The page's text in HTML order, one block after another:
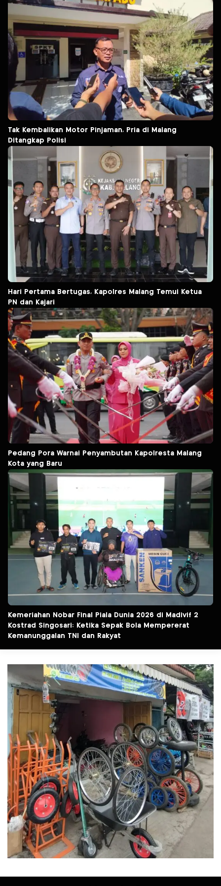
Tak Kembalikan Motor Pinjaman, Pria di Malang
Ditangkap Polisi
Hari Pertama Bertugas, Kapolres Malang Temui Ketua
PN dan Kajari
Pedang Pora Warnai Penyambutan Kapolresta Malang
Kota yang Baru
Kemeriahan Nobar Final Piala Dunia 2026 di Madivif 2
Kostrad Singosari: Ketika Sepak Bola Mempererat
Kemanunggalan TNI dan Rakyat